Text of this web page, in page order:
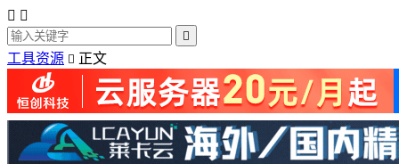
 

工具资源  正文